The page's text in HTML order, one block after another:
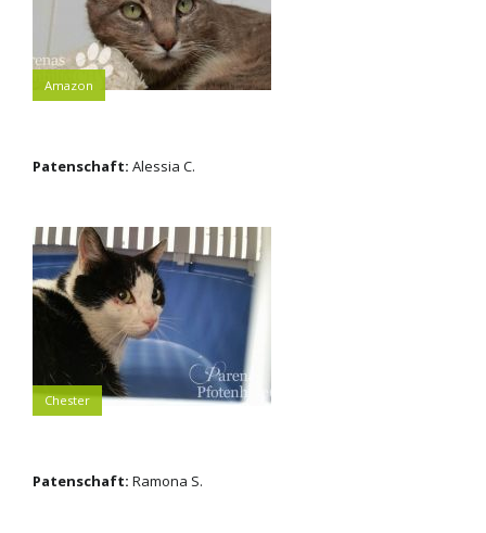
Amazon
Patenschaft: Alessia C.
Chester
Patenschaft: Ramona S.